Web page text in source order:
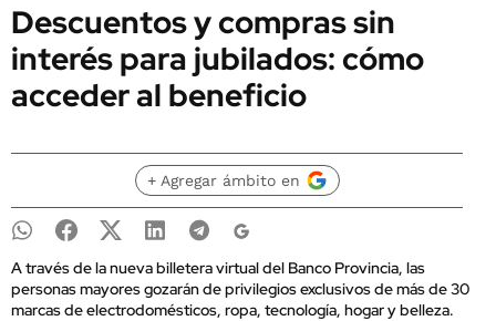
Descuentos y compras sin
interés para jubilados: cómo
acceder al beneficio
+ Agregar ámbito en
A través de la nueva billetera virtual del Banco Provincia, las
personas mayores gozarán de privilegios exclusivos de más de 30
marcas de electrodomésticos, ropa, tecnología, hogar y belleza.